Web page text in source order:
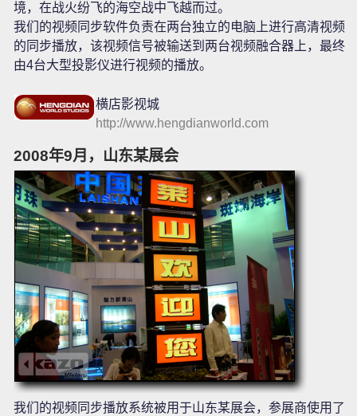
漫游，时而翻山越岭，时而又漫步星空。也可让观众身临其
境，在战火纷飞的海空战中飞越而过。
我们的视频同步软件负责在两台独立的电脑上进行高清视频
的同步播放，该视频信号被输送到两台视频融合器上，最终
横店影视城
http://www.hengdianworld.com
2008年9月，山东某展会